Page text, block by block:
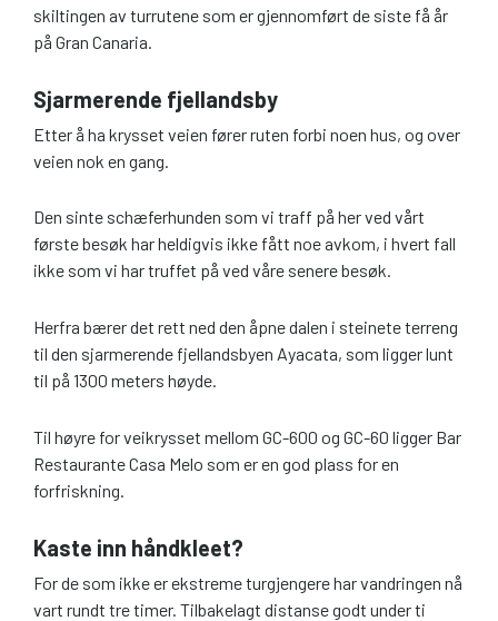
skiltingen av turrutene som er gjennomført de siste få år
på Gran Canaria.
Sjarmerende fjellandsby
Etter å ha krysset veien fører ruten forbi noen hus, og over
veien nok en gang.
Den sinte schæferhunden som vi traff på her ved vårt
første besøk har heldigvis ikke fått noe avkom, i hvert fall
ikke som vi har truffet på ved våre senere besøk.
Herfra bærer det rett ned den åpne dalen i steinete terreng
til den sjarmerende fjellandsbyen Ayacata, som ligger lunt
til på 1300 meters høyde.
Til høyre for veikrysset mellom GC-600 og GC-60 ligger Bar
Restaurante Casa Melo som er en god plass for en
forfriskning.
Kaste inn håndkleet?
For de som ikke er ekstreme turgjengere har vandringen nå
vart rundt tre timer. Tilbakelagt distanse godt under ti